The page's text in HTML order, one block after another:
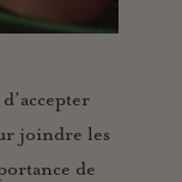
joindre les
de